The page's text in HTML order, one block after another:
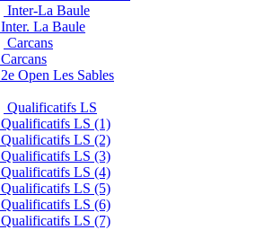
Inter-La Baule
Inter. La Baule
Carcans
Carcans
2e Open Les Sables
Qualificatifs LS
Qualificatifs LS (1)
Qualificatifs LS (2)
Qualificatifs LS (3)
Qualificatifs LS (4)
Qualificatifs LS (5)
Qualificatifs LS (6)
Qualificatifs LS (7)